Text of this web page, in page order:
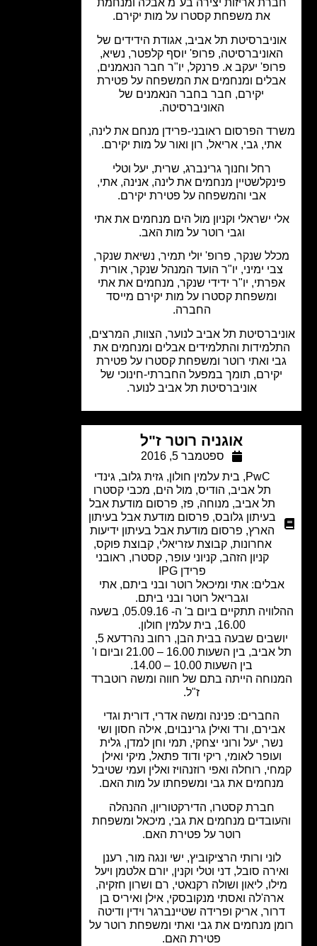
אריזות יצירה בע"מ אבלה ומנחמת
את משפחת קסטרו על מות יקירם.
תל אביב, אגודת הידידים של
פרופ' יוסף קלפטר, נשיא,
יעקב א. פרנקל, יו"ר חבר הנאמנים,
ומנחמים את המשפחה על פטירת
יקירם, חבר בחבר הנאמנים של
האוניברסיטה.
הפרסום ראובני-פרידן מנחם את לינה,
גבי, אריאל, רון ואור על מות יקירם.
רחל וחנוך גרינברג, שרית, יעל וטלי
מנחמים את לינה, אנינה, אתי,
אבי והמשפחה על פטירת יקירם.
ישראלי וקניון מול הים מנחמים את אתי
וגבי רוטר על מות האב.
שנקר, פרופ' יולי תמיר, נשיאת שנקר,
ימיני, יו"ר הועד המנהל שנקר, אורית
יו"ר ידידי שנקר, מנחמים את אתי
ומשפחת קסטרו על מות יקירם מייסד
החברה.
תל אביב לנוער, הצוות, המרצים,
והתלמידים אבלים ומנחמים את
ואתי רוטר ומשפחת קסטרו על פטירת
תומך במפעל החברתי-חינוכי של
אוניברסיטת תל אביב לנוער.
אוגניה רוטר ז"ל
ספטמבר 5, 2016
בית עלמין חולון,גזית גלוב,גינדי
תל אביב,הודיס,מול הים ,מכבי קסטרו
תל אביב,מנוחה, פז,פרסום מודעת אבל
בעיתון גלובס, פרסום מודעת אבל בעיתון
הארץ,
פרסום מודעת אבל בעיתון ידיעות
אחרונות,קבוצת עזריאלי ,קבוצת פוקס,
קניון הזהב,קניוני עופר,קסטרו, ראובני
אתי ומיכאל רוטר ובני ביתם, אתי
וגבריאל רוטר ובני ביתם.
ההלוויה תתקיים ביום ב' ה- 05.09.16, בשעה
יושבים שבעה בבית הבן, רחוב נהרדעא 5,
תל אביב, בין השעות 16.00 – 21.00 וביום ו'
בין השעות 10.00 – 14.00.
הייתה בתם של חווה ומשה רוטברד
החברים: פנינה ומשה אדרי, דורית וגדי
ורד ואילן גרינבוים, אילה חסון ושי
יעל ורוני יצחקי, תמי וחן למדן, גלית
לאומי, ריקי ודוד פתאל, מיקי ואילן
רוחלה ואפי רוזנהויז ואלין ועמי שטיבל
את גבי ומשפחתו על מות האם.
חברת קסטרו, הדירקטוריון, ההנהלה
מנחמים את גבי, מיכאל ומשפחת
רוטר על פטירת האם.
לוני ורותי הרציקוביץ, ישי ונגה מור, רענן
סובל, דני וטלי וקנין, יורם אלטמן ויעל
ליאון ושולה רקנאטי, רם ושרון חזקיה,
ואסתי מנקובסקי, אילן ואיריס בן
אריק ופרידה שטיינברגר וידין ודיטה
מנחמים את גבי ואתי ומשפחת רוטר על
פטירת האם.